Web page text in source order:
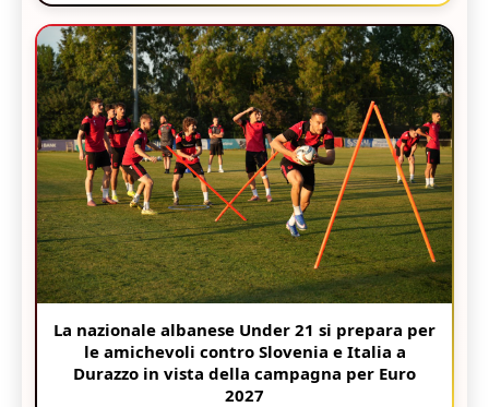
La nazionale albanese Under 21 si prepara per
le amichevoli contro Slovenia e Italia a
Durazzo in vista della campagna per Euro
2027